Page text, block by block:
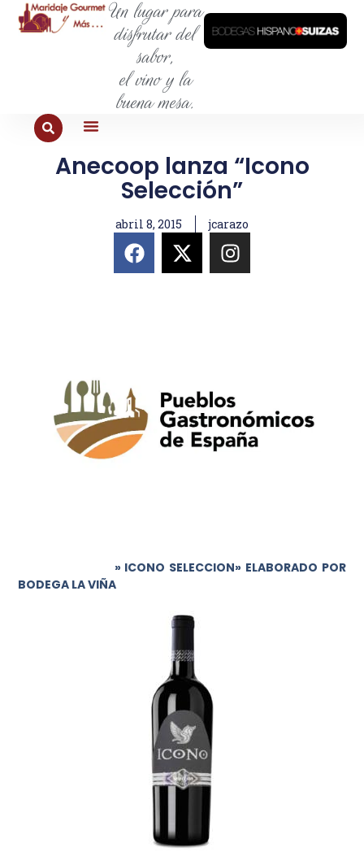
Un lugar para
disfrutar del
sabor,
el vino y la
buena mesa.
Anecoop lanza “Icono
Selección”
abril 8, 2015 jcarazo
» ICONO SELECCION» ELABORADO POR
BODEGA LA VIÑA